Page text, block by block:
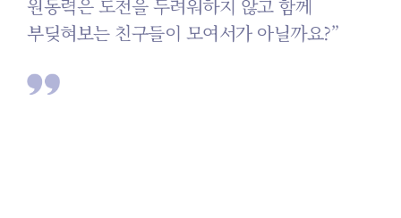
원동력은 도전을 두려워하지 않고 함께
부딪혀보는 친구들이 모여서가 아닐까요?”